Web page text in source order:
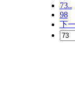
73..
98
下